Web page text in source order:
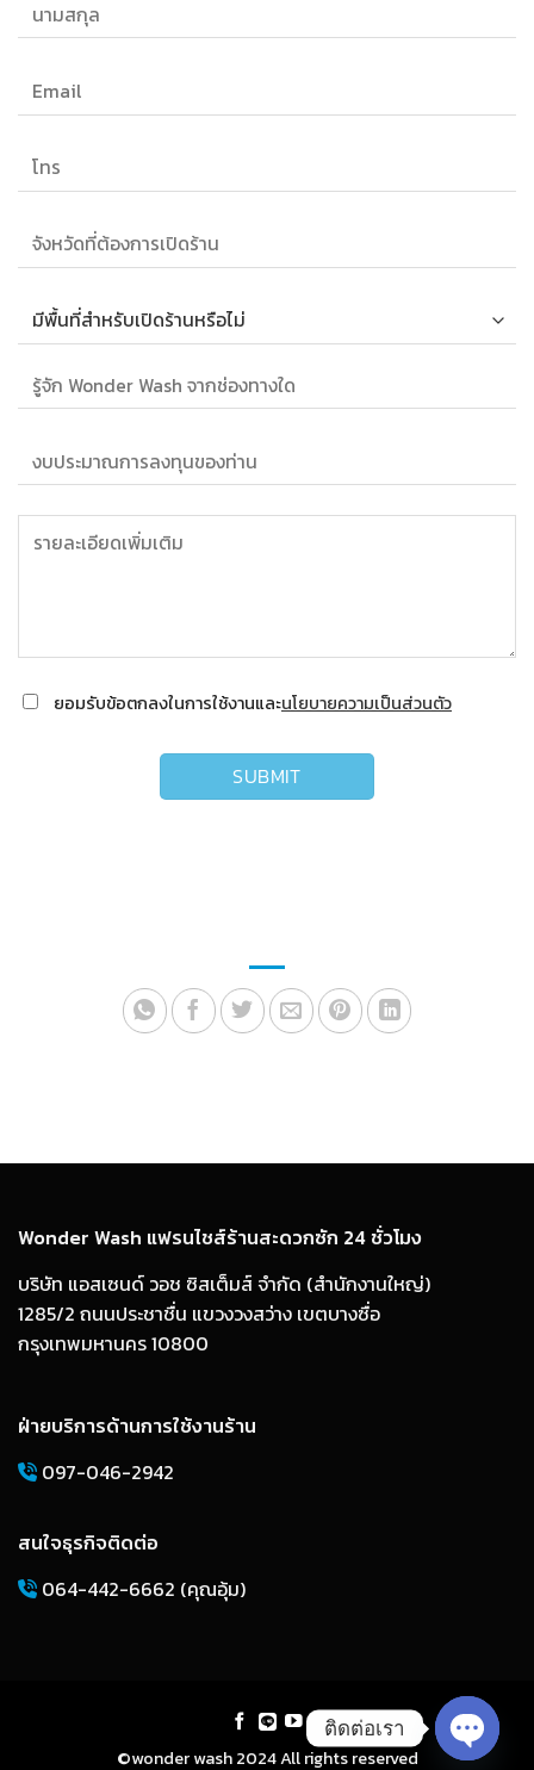
ยอมรับข้อตกลงในการใช้งานและนโยบายความเป็นส่วนตัว
Wonder Wash แฟรนไชส์ร้านสะดวกซัก 24 ชั่วโมง
บริษัท แอสเซนด์ วอช ซิสเต็มส์ จำกัด (สำนักงานใหญ่)
1285/2 ถนนประชาชื่น แขวงวงสว่าง เขตบางซื่อ
กรุงเทพมหานคร 10800
ฝ่ายบริการด้านการใช้งานร้าน
097-046-2942
สนใจธุรกิจติดต่อ
064-442-6662 (คุณอุ้ม)
©wonder wash 2024 All rights reserved
ติดต่อเรา